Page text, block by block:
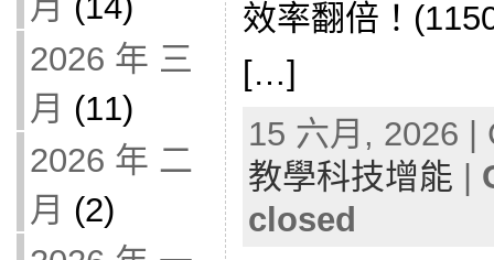
2026 年 三
月 (11)
2026 年 二
月 (2)
效率翻倍！
[…]
15 六月, 2026
教學科技增能
closed